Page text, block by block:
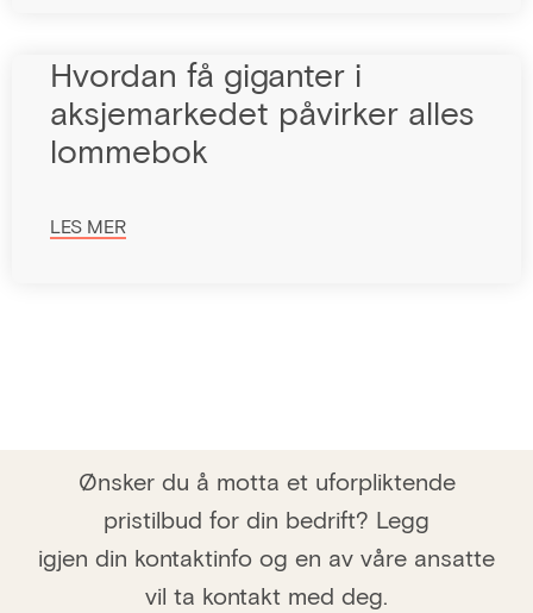
Hvordan få giganter i
aksjemarkedet påvirker alles
lommebok
LES MER
Ønsker du å motta et uforpliktende
pristilbud for din bedrift? Legg
igjen din kontaktinfo og en av våre ansatte
vil ta kontakt med deg.